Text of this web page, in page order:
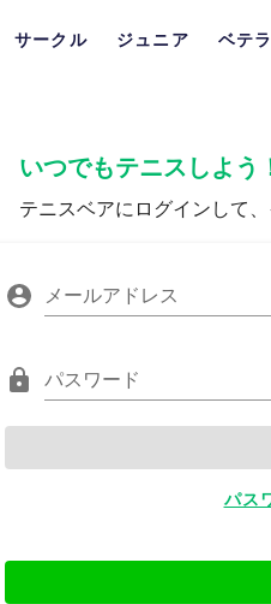
サークル ジュニア ベテ
いつでもテニスしよう
テニスベアにログインして
メールアドレス
パスワード
パス